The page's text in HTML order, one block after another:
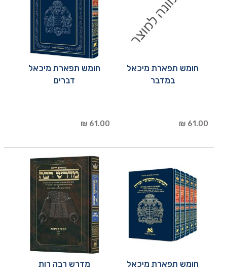
חומש תפארת מיכאל
במדבר
61.00 ₪
חומש תפארת מיכאל
דברים
61.00 ₪
חומש תפארת מיכאל
מדרש רבה רות